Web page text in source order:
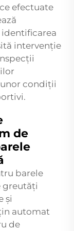
efectuate
intervenție
condiții
de
barele
greutăți
și
automat
de